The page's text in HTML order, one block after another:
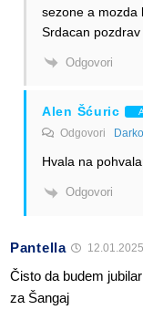
sezone a mozda
Srdacan
Odgovori
Alen Šćuric
Odgovori Darko
Hvala na
Odgovori
Pantella
Čisto da budem
za Šangaj